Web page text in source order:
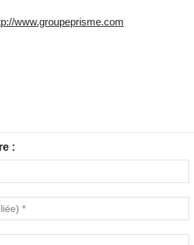
www.groupeprisme.com
: